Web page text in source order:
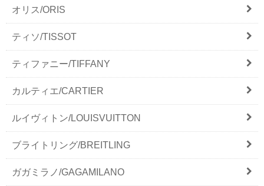
オリス/ORIS
ティソ/TISSOT
ティファニー/TIFFANY
カルティエ/CARTIER
ルイヴィトン/LOUISVUITTON
ブライトリング/BREITLING
ガガミラノ/GAGAMILANO